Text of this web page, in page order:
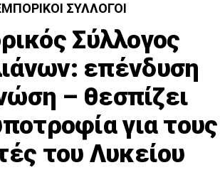
ΣΎΛΛΟΓΟΙ
Σύλλογος
επένδυση
– θεσπίζει
για τους
του Λυκείου